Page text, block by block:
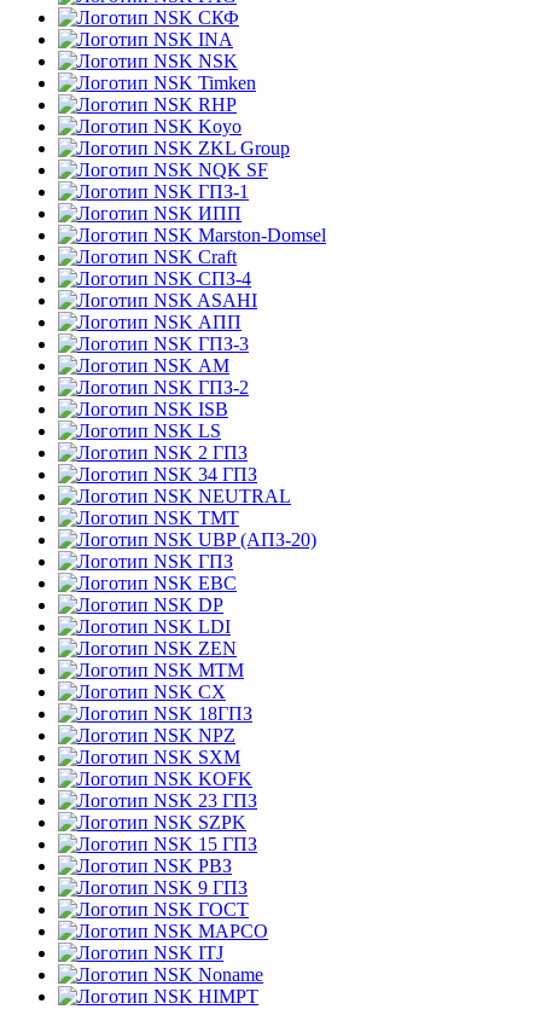
СКФ
INA
NSK
Timken
RHP
Koyo
ZKL Group
NQK SF
ГПЗ-1
ИПП
Marston-Domsel
Craft
СПЗ-4
ASAHI
АПП
ГПЗ-3
АМ
ГПЗ-2
ISB
LS
2 ГПЗ
34 ГПЗ
NEUTRAL
TMT
UBP (АПЗ-20)
ГПЗ
EBC
DP
LDI
ZEN
MTM
CX
18ГПЗ
NPZ
SXM
KOFK
23 ГПЗ
SZPK
15 ГПЗ
РВЗ
9 ГПЗ
ГОСТ
MAPCO
ITJ
Noname
HIMPT